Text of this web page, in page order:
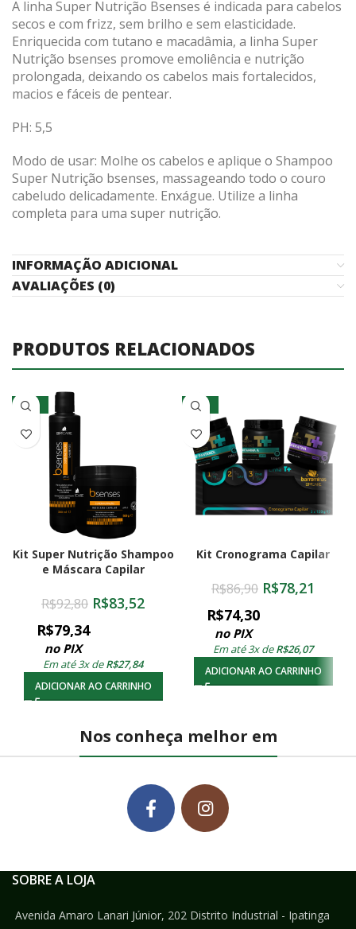
A linha Super Nutrição Bsenses é indicada para cabelos
secos e com frizz, sem brilho e sem elasticidade.
Enriquecida com tutano e macadâmia, a linha Super
Nutrição bsenses promove emoliência e nutrição
prolongada, deixando os cabelos mais fortalecidos,
macios e fáceis de pentear.
PH: 5,5
Modo de usar: Molhe os cabelos e aplique o Shampoo
Super Nutrição bsenses, massageando todo o couro
cabeludo delicadamente. Enxágue. Utilize a linha
completa para uma super nutrição.
INFORMAÇÃO ADICIONAL
AVALIAÇÕES (0)
PRODUTOS RELACIONADOS
-10%
Kit Super Nutrição Shampoo
e Máscara Capilar
R$92,80 R$83,52
R$79,34
no PIX
Em até 3x deR$27,84
ADICIONAR AO CARRINHO
-10%
Kit Cronograma Capilar
R$86,90 R$78,21
R$74,30
no PIX
Em até 3x deR$26,07
ADICIONAR AO CARRINHO
Nos conheça melhor em
SOBRE A LOJA
Avenida Amaro Lanari Júnior, 202 Distrito Industrial - Ipatinga